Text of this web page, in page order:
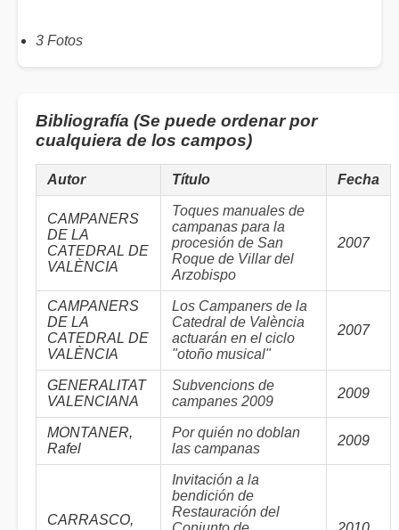
3 Fotos
Bibliografía (Se puede ordenar por
cualquiera de los campos)
Autor Título Fecha
CAMPANERS
DE LA
CATEDRAL DE
VALÈNCIA
Toques manuales de
campanas para la
procesión de San
Roque de Villar del
Arzobispo
2007
CAMPANERS
DE LA
CATEDRAL DE
VALÈNCIA
Los Campaners de la
Catedral de València
actuarán en el ciclo
"otoño musical"
2007
GENERALITAT
VALENCIANA
Subvencions de
campanes 2009
2009
MONTANER,
Rafel
Por quién no doblan
las campanas
2009
CARRASCO,
Invitación a la
bendición de
Restauración del